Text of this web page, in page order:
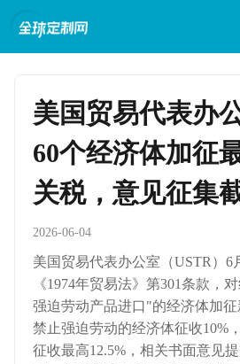
美国贸易代表办
60个经济体加征
关税，意见征集
2026-06-04
美国贸易代表办公室（USTR）6
《1974年贸易法》第301条款，
强迫劳动产品进口"的经济体加
禁止强迫劳动的经济体征收10%
征收最高12.5%，相关书面意见